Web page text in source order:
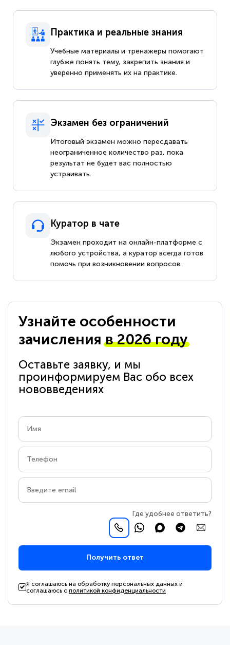
Практика и реальные знания
Учебные материалы и тренажеры помогают
глубже понять тему, закрепить знания и
уверенно применять их на практике.
Экзамен без ограничений
Итоговый экзамен можно пересдавать
неограниченное количество раз, пока
результат не будет вас полностью
устраивать.
Куратор в чате
Экзамен проходит на онлайн-платформе с
любого устройства, а куратор всегда готов
помочь при возникновении вопросов.
Узнайте особенности
зачисленияв 2026 году
Оставьте заявку, и мы
проинформируем Вас обо всех
нововведениях
Где удобнее ответить?
Получить ответ
Я соглашаюсь на обработку персональных данных и
соглашаюсь сполитикой конфиденциальности